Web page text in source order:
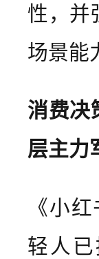
性，并
场景能
消费决
层主力
《小
轻人